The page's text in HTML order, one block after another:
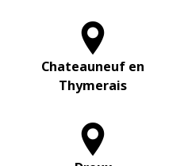
Chateauneuf en
Thymerais